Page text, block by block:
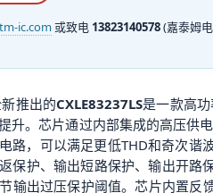
ic.com或致电 13823140578(嘉泰姆
推出的CXLE83237LS是一款高
升。芯片通过内部集成的高压供
路，可以满足更低THD和奇次谐
保护、输出短路保护、输出开路
输出过压保护阈值。芯片内置反